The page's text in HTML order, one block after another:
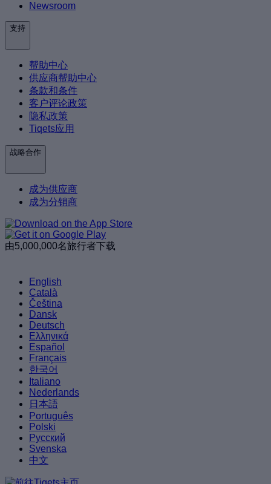
Newsroom
支持
帮助中心
供应商帮助中心
条款和条件
客户评论政策
隐私政策
Tiqets应用
战略合作
成为供应商
成为分销商
由5,000,000名旅行者下载
English
Català
Čeština
Dansk
Deutsch
Ελληνικά
Español
Français
한국어
Italiano
Nederlands
日本語
Português
Polski
Русский
Svenska
中文